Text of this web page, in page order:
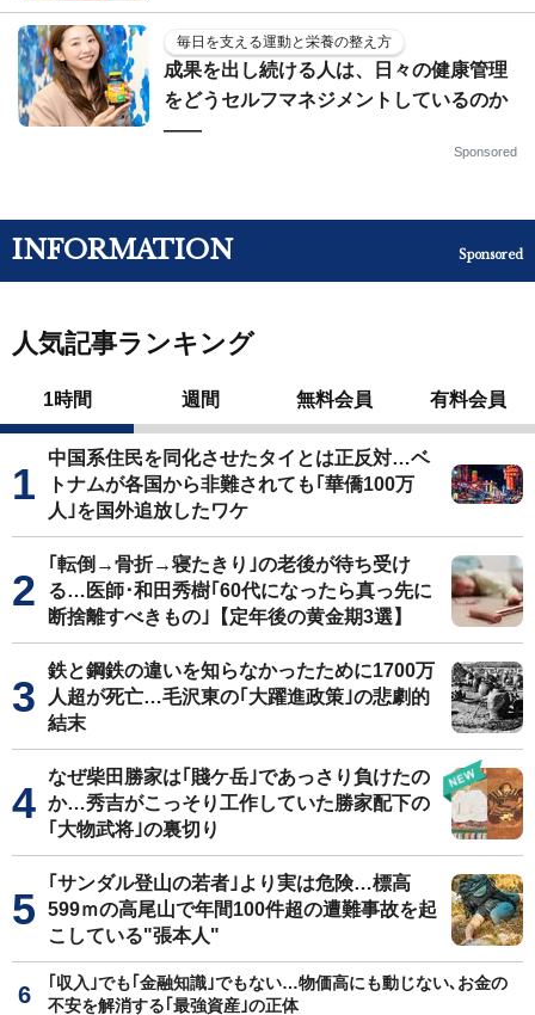
毎日を支える運動と栄養の整え方
成果を出し続ける人は、日々の健康管理
をどうセルフマネジメントしているのか
——
Sponsored
INFORMATION Sponsored
人気記事ランキング
1時間 週間 無料会員 有料会員
中国系住民を同化させたタイとは正反対…ベ
トナムが各国から非難されても｢華僑100万
人｣を国外追放したワケ
｢転倒→骨折→寝たきり｣の老後が待ち受け
る…医師･和田秀樹｢60代になったら真っ先に
断捨離すべきもの｣【定年後の黄金期3選】
鉄と鋼鉄の違いを知らなかったために1700万
人超が死亡…毛沢東の｢大躍進政策｣の悲劇的
結末
なぜ柴田勝家は｢賤ケ岳｣であっさり負けたの
か…秀吉がこっそり工作していた勝家配下の
｢大物武将｣の裏切り
｢サンダル登山の若者｣より実は危険…標高
599ｍの高尾山で年間100件超の遭難事故を起
こしている"張本人"
｢収入｣でも｢金融知識｣でもない…物価高にも動じない､お金の
不安を解消する｢最強資産｣の正体